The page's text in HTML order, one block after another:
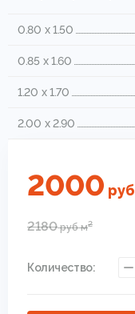
0.80 x 1.50
0.85 x 1.60
1.20 x 1.70
2.00 x 2.90
2000 руб
2180рубм2
Количество: